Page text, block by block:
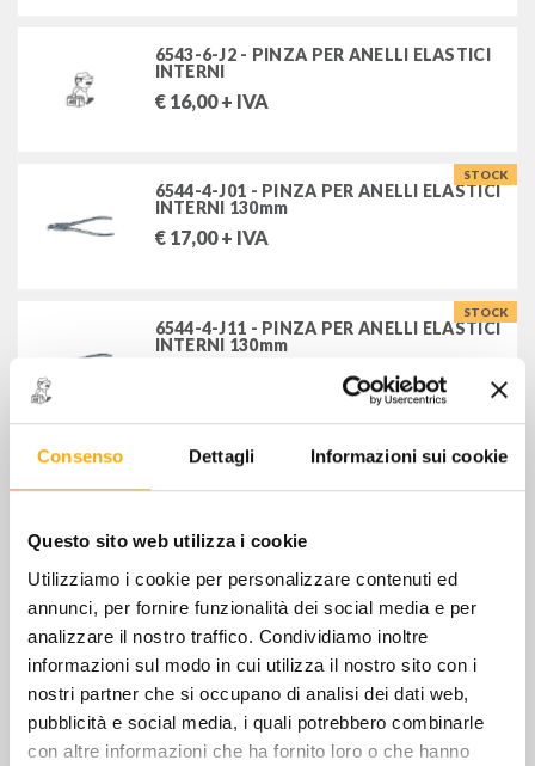
Consenso Dettagli Informazioni sui cookie
Questo sito web utilizza i cookie
Utilizziamo i cookie per personalizzare contenuti ed
annunci, per fornire funzionalità dei social media e per
analizzare il nostro traffico. Condividiamo inoltre
informazioni sul modo in cui utilizza il nostro sito con i
nostri partner che si occupano di analisi dei dati web,
pubblicità e social media, i quali potrebbero combinarle
con altre informazioni che ha fornito loro o che hanno
6543-6-J2 - PINZA PER ANELLI ELASTICI
INTERNI
€ 16,00+ IVA
STOCK
6544-4-J01 - PINZA PER ANELLI ELASTICI
INTERNI 130mm
€ 17,00+ IVA
STOCK
6544-4-J11 - PINZA PER ANELLI ELASTICI
INTERNI 130mm
STOCK
6544-4-J21 - PINZA PER ANELLI ELASTICI
6544-4-J31 - PINZA PER ANELLI ELASTICI
INTERNI 215mm
€26,00+ IVA
STOCK
6544-4-J41 - PINZA PER ANELLI ELASTICI
INTERNI 300mm